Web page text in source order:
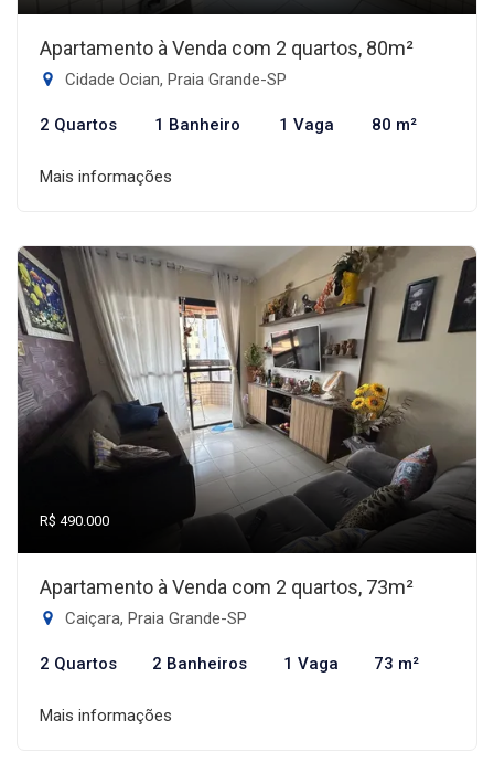
Apartamento à Venda com 2 quartos, 80m²
Cidade Ocian, Praia Grande-SP
2 Quartos 1 Banheiro 1 Vaga 80 m²
Mais informações
R$ 490.000
Apartamento à Venda com 2 quartos, 73m²
Caiçara, Praia Grande-SP
2 Quartos 2 Banheiros 1 Vaga 73 m²
Mais informações